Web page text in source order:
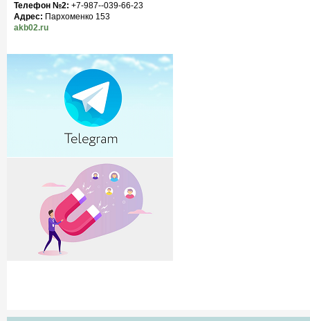
Телефон №2: +7-987--039-66-23
Адрес: Пархоменко 153
akb02.ru